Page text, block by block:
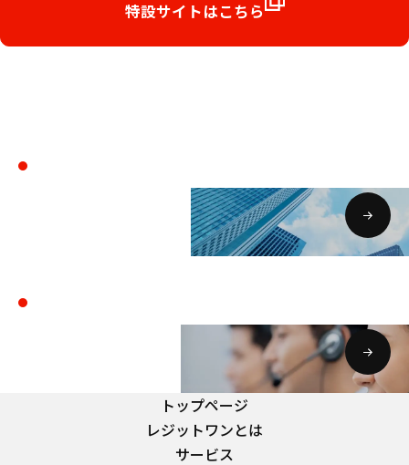
特設サイトはこちら
COMPANY
CONTACT
トップページ
レジットワンとは
サービス